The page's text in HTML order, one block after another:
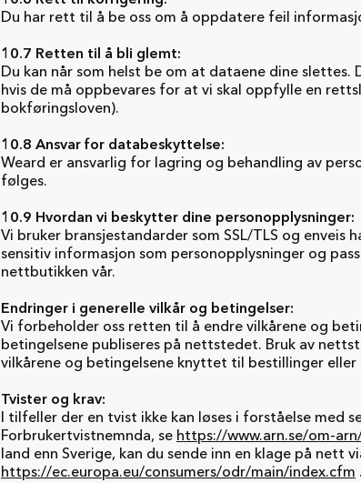
Du har rett til å be oss om å oppdatere feil
10.7 Retten til å bli glemt:
Du kan når som helst be om at dataene dine
hvis de må oppbevares for at vi skal oppfylle en
bokføringsloven).
10.8 Ansvar for databeskyttelse:
Weard er ansvarlig for lagring og behandling av
følges.
10.9 Hvordan vi beskytter dine personopplysninger:
Vi bruker bransjestandarder som SSL/TLS og
sensitiv informasjon som personopplysninger og
nettbutikken vår.
Endringer i generelle vilkår og betingelser:
Vi forbeholder oss retten til å endre vilkårene og
betingelsene publiseres på nettstedet. Bruk av
vilkårene og betingelsene knyttet til bestillinger
Tvister og krav:
I tilfeller der en tvist ikke kan løses i forståelse med
Forbrukertvistnemnda, se https://www.arn.se/om-
land enn Sverige, kan du sende inn en klage på
https://ec.europa.eu/consumers/odr/main/index.cfm